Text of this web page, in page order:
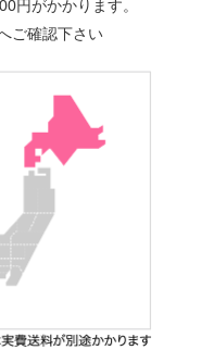
円がかかります。
ご確認下さい